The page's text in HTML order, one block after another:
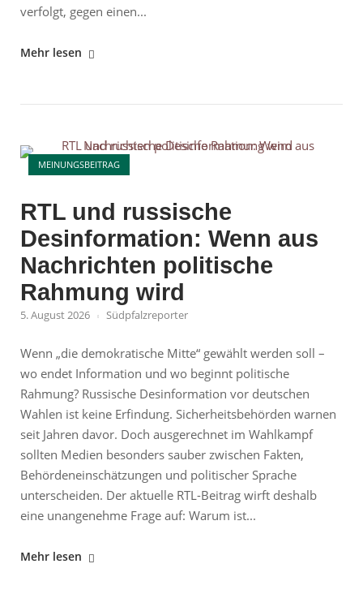
verfolgt, gegen einen...
"Anschlag
Stream:
Warum
Leipzig
mehr
Aufmerksamkeit?"
Mehr lesen
MEINUNGSBEITRAG
Open post
RTL und russische
Desinformation: Wenn aus
Nachrichten politische
Rahmung wird
5. August 2026 Südpfalzreporter
Wenn „die demokratische Mitte“ gewählt werden soll –
wo endet Information und wo beginnt politische
Rahmung? Russische Desinformation vor deutschen
Wahlen ist keine Erfindung. Sicherheitsbehörden warnen
seit Jahren davor. Doch ausgerechnet im Wahlkampf
sollten Medien besonders sauber zwischen Fakten,
Behördeneinschätzungen und politischer Sprache
unterscheiden. Der aktuelle RTL-Beitrag wirft deshalb
eine unangenehme Frage auf: Warum ist...
"RTL
Mehr lesen